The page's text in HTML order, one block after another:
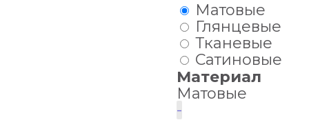
Матовые
Глянцевые
Тканевые
Сатиновые
Материал
Матовые
-